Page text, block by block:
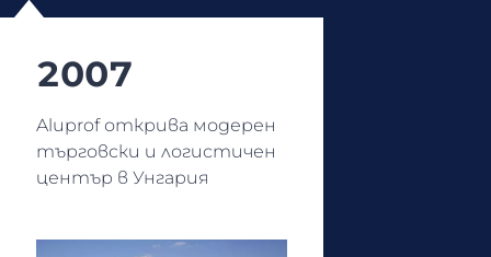
2007
Aluprof открива модерен
търговски и логистичен
център в Унгария